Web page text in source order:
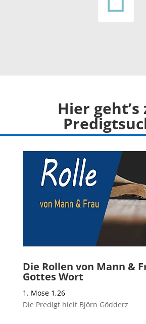
Hier geht’s
Die Rollen von Mann &
Gottes Wort
1. Mose 1,26
Die Predigt hielt Björn Gödderz